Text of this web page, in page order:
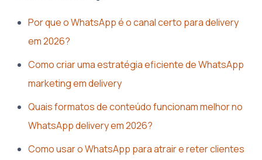
Por que o WhatsApp é o canal certo para delivery
em 2026?
Como criar uma estratégia eficiente de WhatsApp
marketing em delivery
Quais formatos de conteúdo funcionam melhor no
WhatsApp delivery em 2026?
Como usar o WhatsApp para atrair e reter clientes